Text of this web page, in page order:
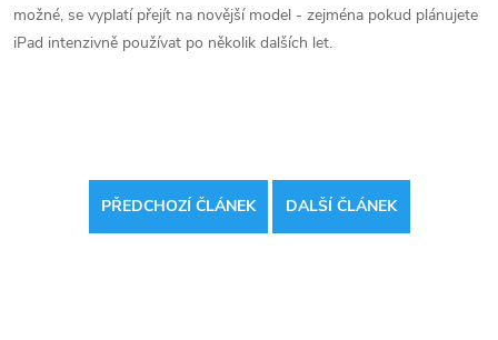
možné, se vyplatí přejít na novější model - zejména pokud plánujete
iPad intenzivně používat po několik dalších let.
PŘEDCHOZÍ ČLÁNEK DALŠÍ ČLÁNEK